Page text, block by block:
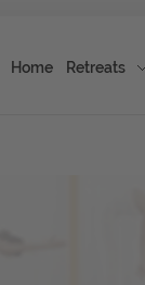
Home Retreats